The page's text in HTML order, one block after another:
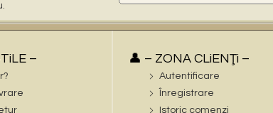
– 👤 – ZONA CLiENŢi –
Autentificare
Înregistrare
Istoric comenzi